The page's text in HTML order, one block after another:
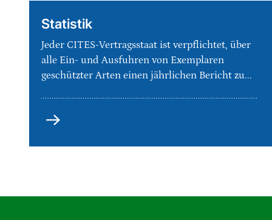
Statistik
Jeder CITES-Vertragsstaat ist verpflichtet, über
alle Ein- und Ausfuhren von Exemplaren
geschützter Arten einen jährlichen Bericht zu...
Statistik